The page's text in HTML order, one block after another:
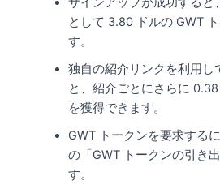
として 3.80 ドルの GWT
す。
独自の紹介リンクを利用し
と、紹介ごとにさらに
を獲得できます。
GWT トークンを要求する
の「GWT トークンの引き
す。